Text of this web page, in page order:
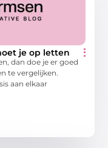
je op letten
dan doe je er goed
te vergelijken.
aan elkaar